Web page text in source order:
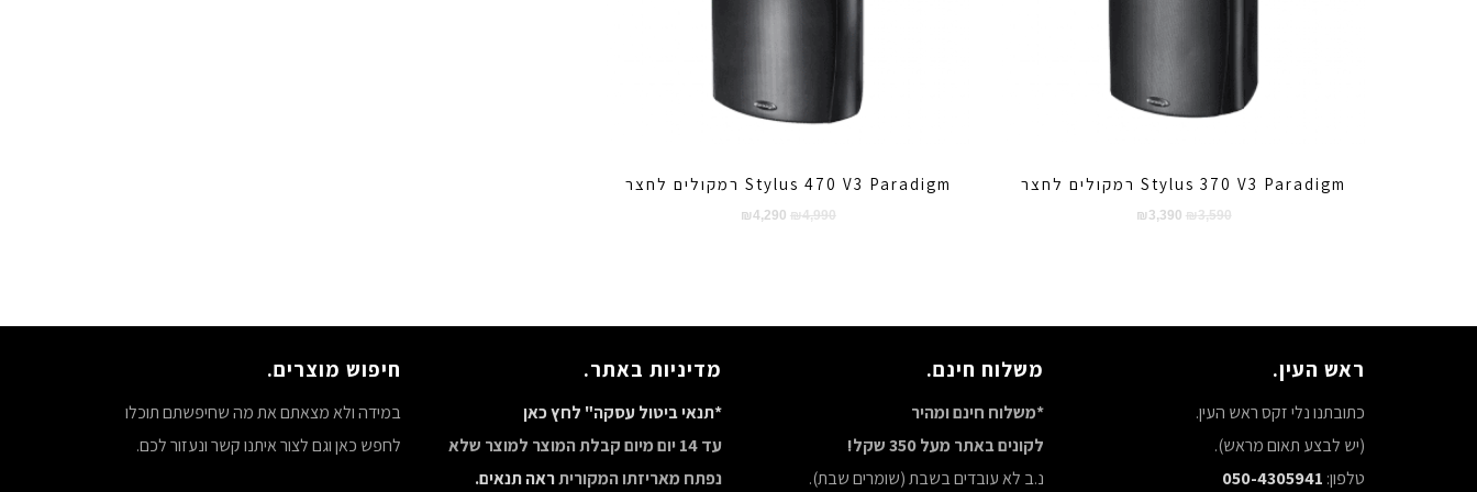
Stylus 370 V3 Paradigm רמקולים לחצר
₪3,590
המחיר₪ 3,390
Stylus 470 V3 Paradigm רמקולים לחצר
₪4,990
המחיר₪4,290
ראש העין.
כתובתנו נלי זקס ראש העין.
(יש לבצע תאום מראש).
טלפון: 050-4305941
משלוח חינם.
*משלוח חינם ומהיר
לקונים באתר מעל 350 שקל!
נ.ב לא עובדים בשבת (שומרים שבת).
מדיניות באתר.
*תנאי ביטול עסקה" לחץ כאן
עד 14 יום מיום קבלת המוצר למוצר שלא
נפתח מאריזתו המקוריתראה תנאים.
חיפוש מוצרים.
במידה ולא מצאתם את מה שחיפשתם תוכלו
לחפש כאן וגם לצור איתנו קשר ונעזור לכם.